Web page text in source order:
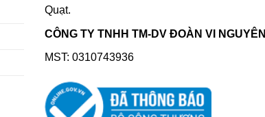
Quạt.
CÔNG TY TNHH TM-DV ĐOÀN VI NGUYÊN
MST: 0310743936